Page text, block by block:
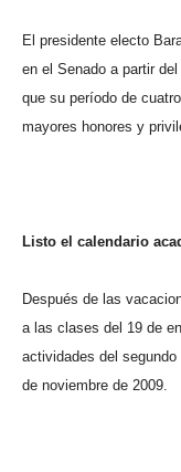
El presidente electo
en el Senado a partir
que su período de
mayores honores y
Listo el calendario
Después de las
a las clases del 19 de
actividades del
de noviembre de 2009.